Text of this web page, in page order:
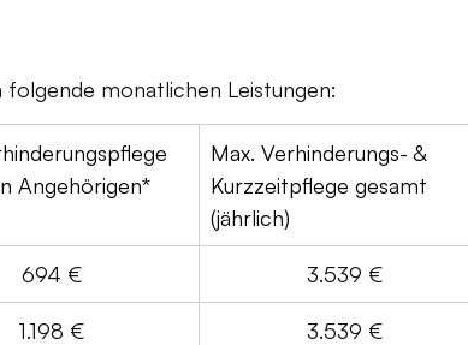
monatlichen Leistungen:
Angehörigen*
Max. Verhinderungs- &
Kurzzeitpflege gesamt
(jährlich)
694 € 3.539 €
1.198 € 3.539 €